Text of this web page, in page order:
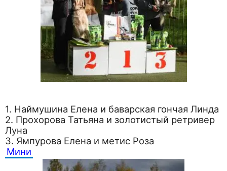
1. Наймушина Елена и баварская гончая Линда
2. Прохорова Татьяна и золотистый ретривер
Луна
3. Ямпурова Елена и метис Роза
Мини